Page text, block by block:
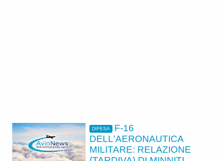
DIFESA
F-16
DELL'AERONAUTICA
MILITARE: RELAZIONE